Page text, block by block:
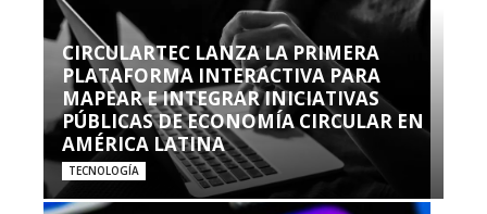
CIRCULARTEC LANZA LA PRIMERA
PLATAFORMA INTERACTIVA PARA
MAPEAR E INTEGRAR INICIATIVAS
PÚBLICAS DE ECONOMÍA CIRCULAR EN
AMÉRICA LATINA
TECNOLOGÍA